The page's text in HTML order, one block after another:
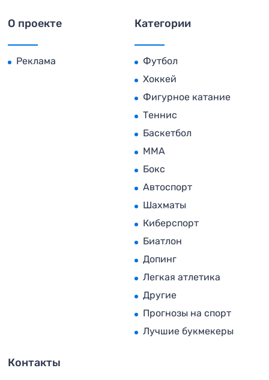
О проекте
Реклама
Категории
Футбол
Хоккей
Фигурное катание
Теннис
Баскетбол
MMA
Бокс
Автоспорт
Шахматы
Киберспорт
Биатлон
Допинг
Легкая атлетика
Другие
Прогнозы на спорт
Лучшие букмекеры
Контакты